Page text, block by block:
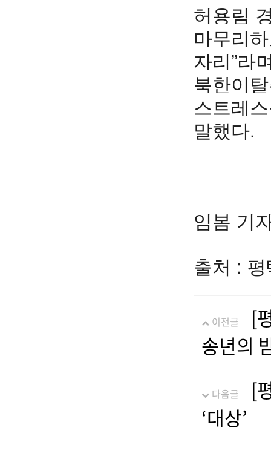
허용림
마무리
자리”라
북한이
스트레
말했다.
임봄 기
출처 :
이전글
[
송년의
다음글
[
‘대상’